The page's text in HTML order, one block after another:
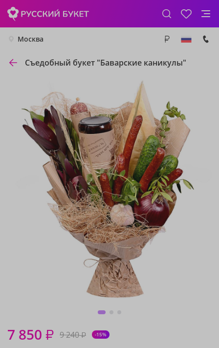
Москва
Съедобный букет "Баварские каникулы"
7 850 ₽ 9 240₽ -15%